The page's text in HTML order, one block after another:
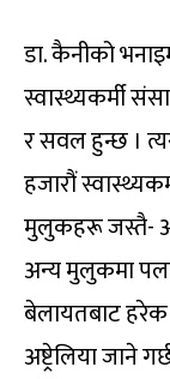
डा. कैनीको
स्वास्थ्यकर्मी
र सवल हुन्छ ।
हजारौं
मुलुकहरू जस्तै-
अन्य मुलुकमा
बेलायतबाट हरेक
अष्ट्रेलिया जाने